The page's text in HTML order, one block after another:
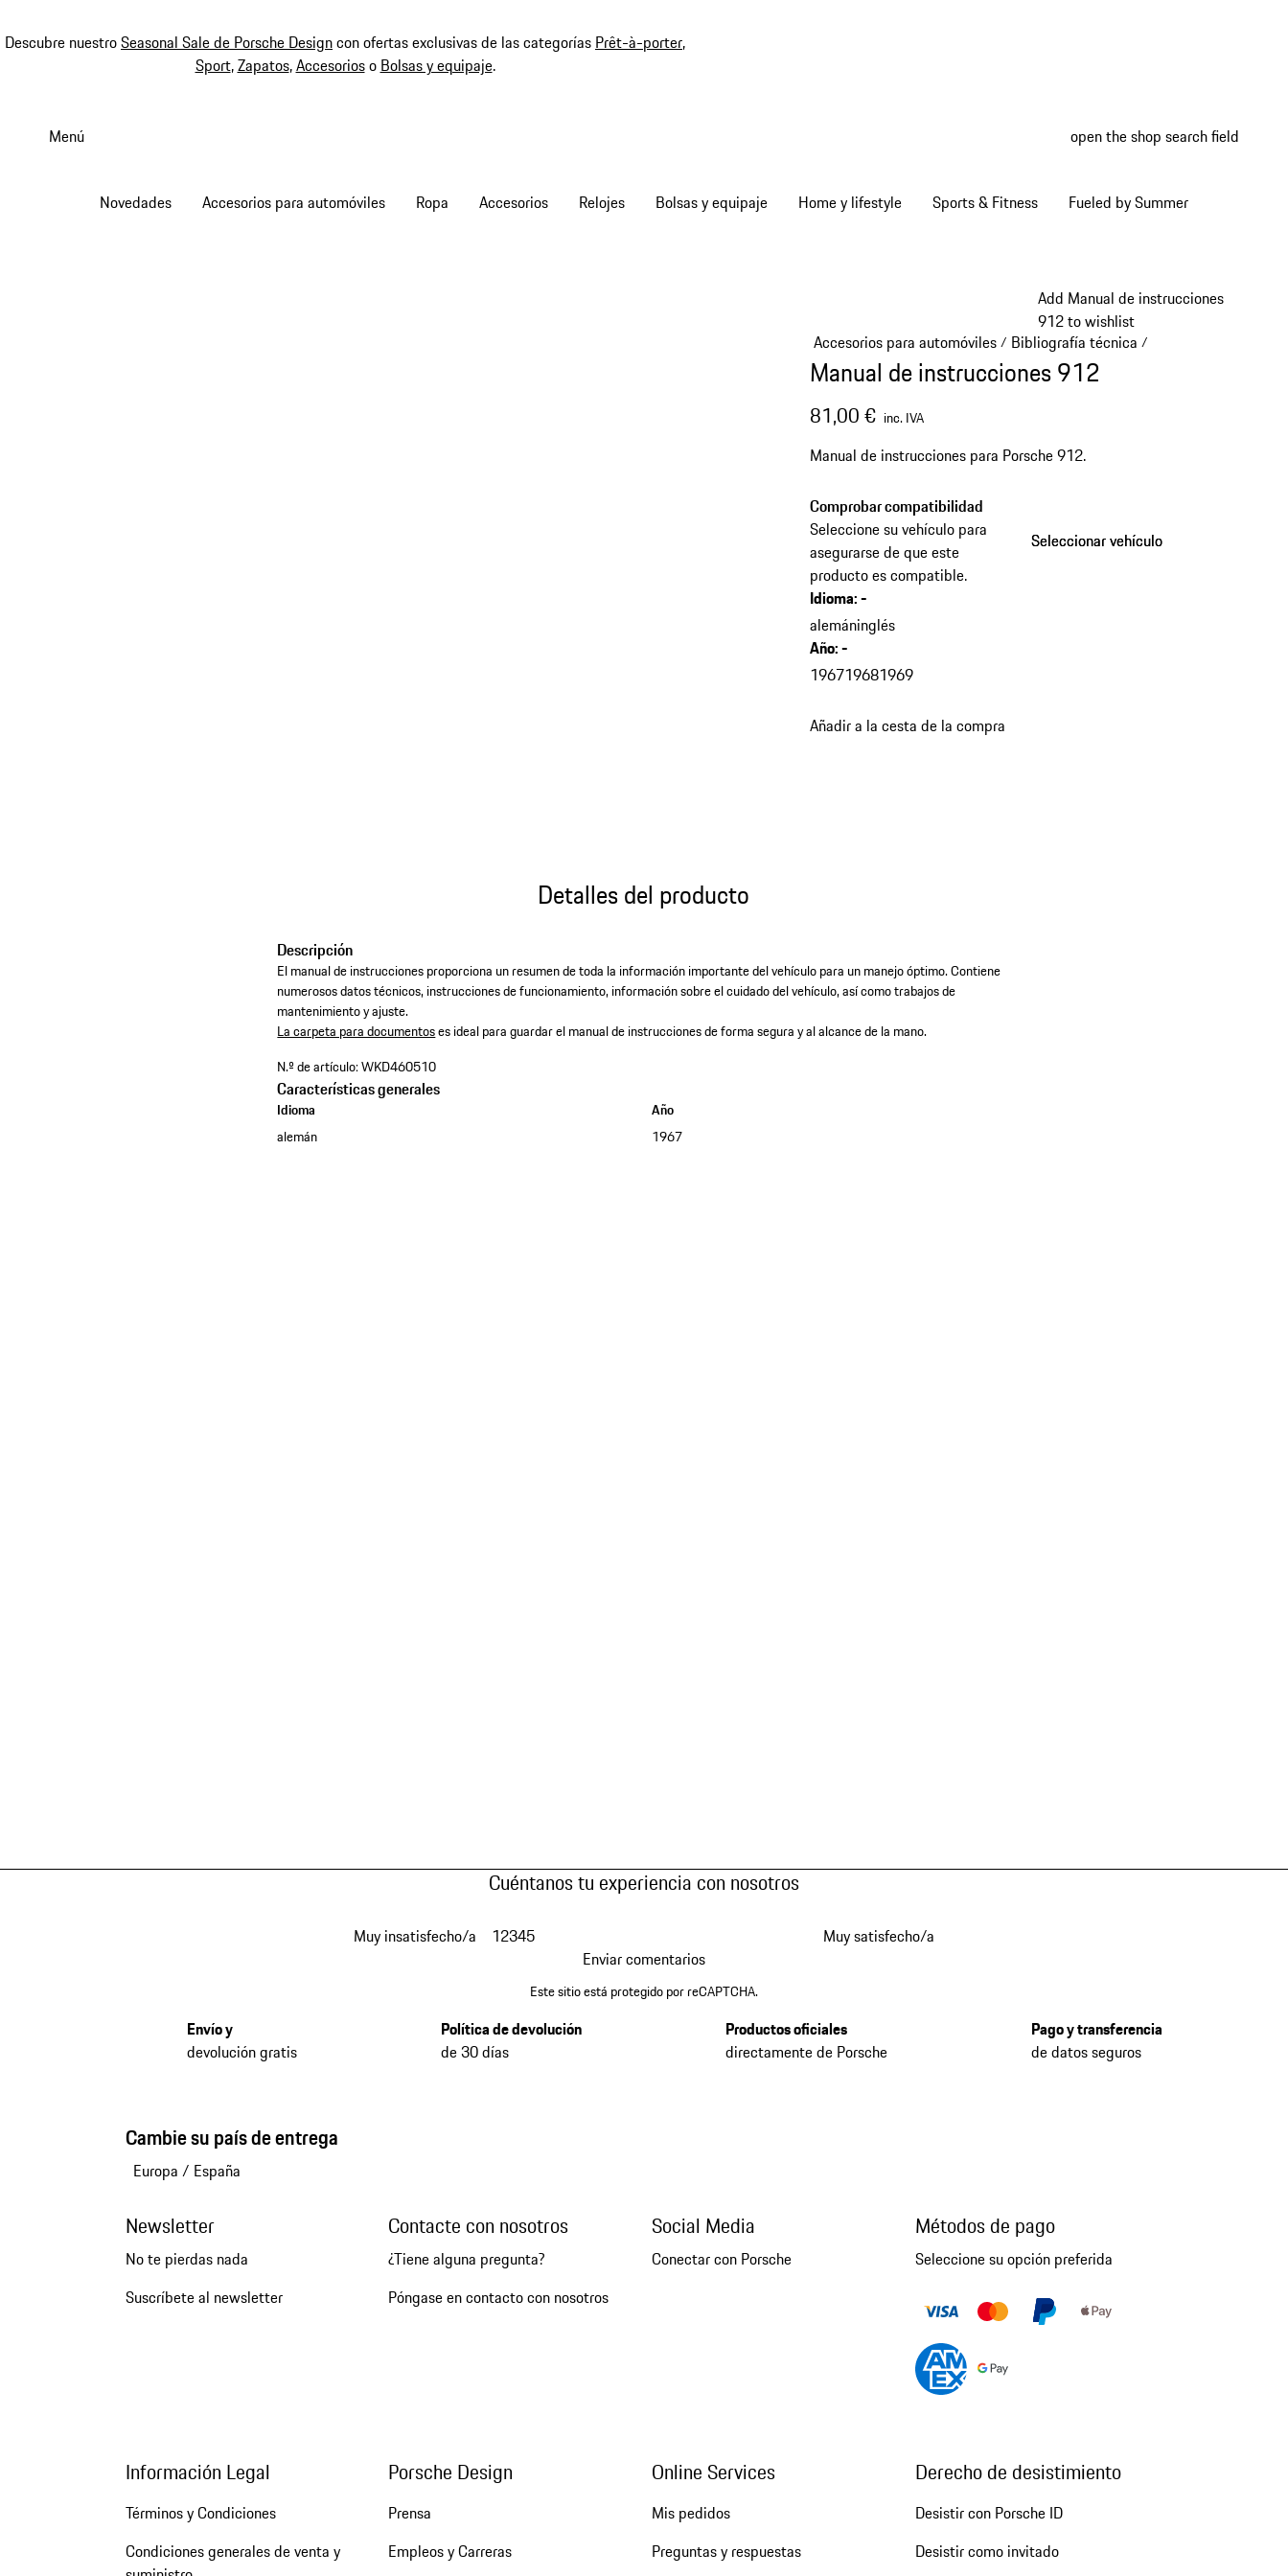
Descubre nuestroSeasonal Sale de Porsche Designcon ofertas exclusivas de las categorías Prêt-à-porter,
Sport,Zapatos,Accesorioso Bolsas y equipaje.
Menú open the shop search field
Novedades Accesorios para automóviles Ropa Accesorios Relojes Bolsas y equipaje Home y lifestyle Sports & Fitness Fueled by Summer
Add Manual de instrucciones
912 to wishlist
Accesorios para automóviles/ Bibliografía técnica /
Manual de instrucciones 912
81,00 € inc. IVA
Manual de instrucciones para Porsche 912.
Comprobar compatibilidad
Seleccione su vehículo para
asegurarse de que este
producto es compatible.
Seleccionar vehículo
Seleccionar vehículo
Idioma:-
alemáninglés
Año:-
196719681969
Añadir a la cesta de la compra
Detalles del producto
Descripción
El manual de instrucciones proporciona un resumen de toda la información importante del vehículo para un manejo óptimo. Contiene
numerosos datos técnicos, instrucciones de funcionamiento, información sobre el cuidado del vehículo, así como trabajos de
mantenimiento y ajuste. ​
La carpeta para documentos​es ideal para guardar el manual de instrucciones de forma segura y al alcance de la mano.​
N.º de artículo:WKD460510
Características generales
Idioma
alemán
Año
1967
Cuéntanos tu experiencia con nosotros
Muy insatisfecho/a 12345
Muy satisfecho/a
Enviar comentarios
Este sitio está protegido por reCAPTCHA.
Envío y
devolución gratis
Política de devolución
de 30 días
Productos oficiales
directamente de Porsche
Pago y transferencia
de datos seguros
Cambie su país de entrega
Europa / España
Newsletter
No te pierdas nada
Suscríbete al newsletter
Contacte con nosotros
¿Tiene alguna pregunta?
Póngase en contacto con nosotros
Social Media
Conectar con Porsche
Métodos de pago
Seleccione su opción preferida
Información Legal
Términos y Condiciones
Condiciones generales de venta y
Porsche Design
Prensa
Empleos y Carreras
Online Services
Mis pedidos
Preguntas y respuestas
Derecho de desistimiento
Desistir con Porsche ID
Desistir como invitado